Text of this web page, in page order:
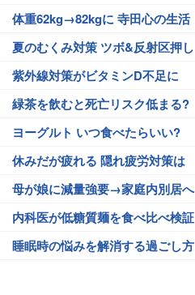
体重62kg→82kgに 寺田心の生活
夏のむくみ対策 ツボ&反射区押し
紫外線対策がビタミンD不足に
緑茶を飲むと死亡リスク低まる?
ヨーグルト いつ食べたらいい?
休みだが疲れる 隠れ疲労対策は
母が娘に減量強要→家庭内別居へ
内科医が低糖質麺を食べ比べ検証
睡眠時の悩みを解消する過ごし方